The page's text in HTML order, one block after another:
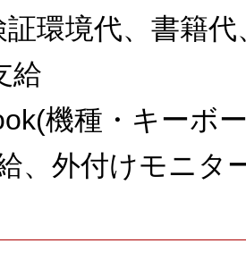
証環境代、書籍
給
機種・キーボ
、外付けモニタ